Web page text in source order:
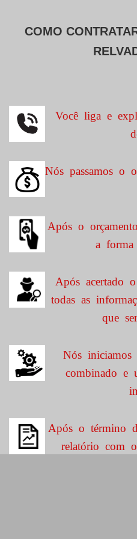
COMO
Você liga e
Nós passamos o
Após o
a forma
Após acertado
todas as
que
Nós
combinado e
Após o término
relatório com